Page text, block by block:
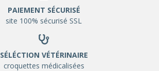
PAIEMENT SÉCURISÉ
site 100% sécurisé SSL
SÉLÉCTION VÉTÉRINAIRE
croquettes médicalisées